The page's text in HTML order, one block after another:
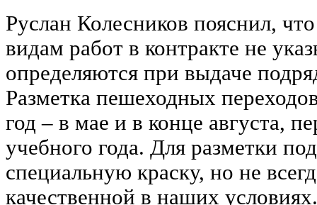
Руслан Колесников пояснил,
видам работ в контракте не
определяются при выдаче
Разметка пешеходных
год – в мае и в конце августа,
учебного года. Для разметки
специальную краску, но не
качественной в наших